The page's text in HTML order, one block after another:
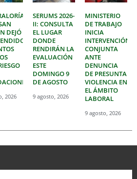
DEJÓ
2026
SERUMS 2026-
II: CONSULTA
EL LUGAR
DONDE
RENDIRÁN LA
EVALUACIÓN
ESTE
DOMINGO 9
DE AGOSTO
9 agosto, 2026
MINISTERIO
DE TRABAJO
INICIA
INTERVENCIÓN
CONJUNTA
ANTE
DENUNCIA
DE PRESUNTA
VIOLENCIA EN
EL ÁMBITO
LABORAL
9 agosto, 2026